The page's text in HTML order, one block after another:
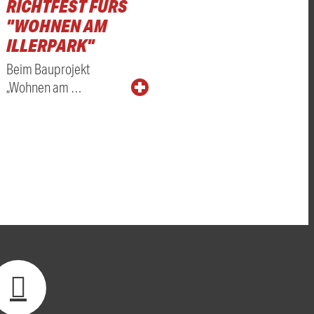
RICHTFEST FÜRS
"WOHNEN AM
ILLERPARK"
Beim Bauprojekt
„Wohnen am …